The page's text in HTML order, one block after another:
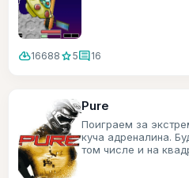
cloud_download16688 star5comment16
Pure
Поиграем за
куча адреналина.
том числе и на